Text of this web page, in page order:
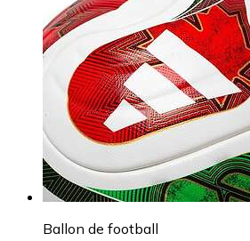
Ballon de football